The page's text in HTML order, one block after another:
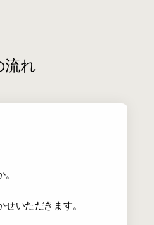
いただきます。
流れ